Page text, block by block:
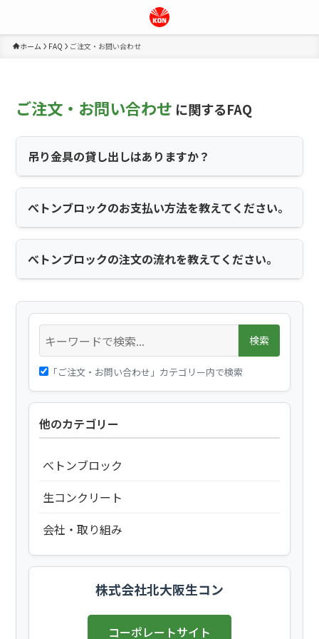
ホーム FAQ ご注文・お問い合わせ
ご注文・お問い合わせ に関するFAQ
吊り金具の貸し出しはありますか？
べトンブロックのお支払い方法を教えてください。
べトンブロックの注文の流れを教えてください。
検索
「ご注文・お問い合わせ」カテゴリー内で検索
他のカテゴリー
べトンブロック
生コンクリート
会社・取り組み
株式会社北大阪生コン
コーポレートサイト